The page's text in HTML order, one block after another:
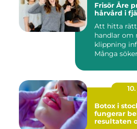
Frisör Åre professionell
hårvård i
Att hitta
handlar om
klippning
Många
Botox i
fungerar
resultaten